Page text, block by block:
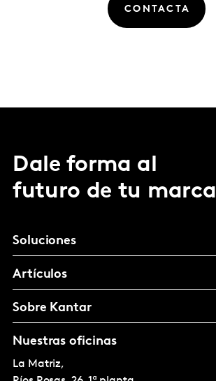
CONTACTA
Dale forma al
futuro de tu marca
Soluciones
Artículos
Sobre Kantar
Nuestras oficinas
La Matriz,